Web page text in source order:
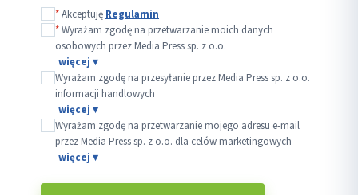
*Akceptuję Regulamin
*Wyrażam zgodę na przetwarzanie moich danych
osobowych przez Media Press sp. z o.o.
Wyrażam zgodę na przesyłanie przez Media Press sp. z o.o.
informacji handlowych
Wyrażam zgodę na przetwarzanie mojego adresu e-mail
przez Media Press sp. z o.o. dla celów marketingowych